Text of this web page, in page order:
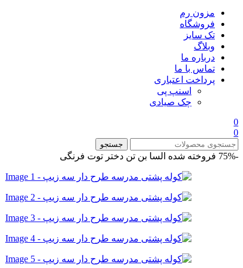
مزون رم
فروشگاه
تک سایز
وبلاگ
درباره ما
تماس با ما
پرداخت اعتباری
اسنپ پی
چک صیادی
0
0
جستجو
-75% فروخته شده السا بن تن دختر توت فرنگی